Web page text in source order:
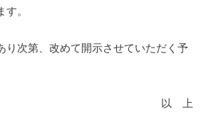
。
り次第、改めて開示させていただく予
以　上